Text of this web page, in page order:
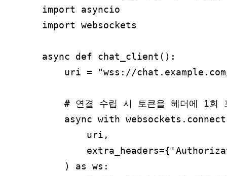
import asyncio
import websockets
async def chat_client():
uri = "wss://
# 연결 수립 시 토큰을 헤더에 1회
async with
        uri,
    ) as ws: